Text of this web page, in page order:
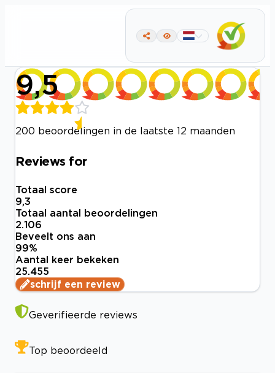
9,5
200 beoordelingen in de laatste 12 maanden
Reviews for
Totaal score
9,3
Totaal aantal beoordelingen
2.106
Beveelt ons aan
99%
Aantal keer bekeken
25.455
schrijf een review
Geverifieerde reviews
Top beoordeeld